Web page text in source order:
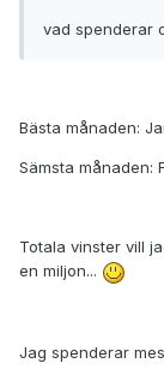
vad spenderar
Bästa månaden:
Sämsta månaden:
Totala vinster vill
en miljon...
Jag spenderar